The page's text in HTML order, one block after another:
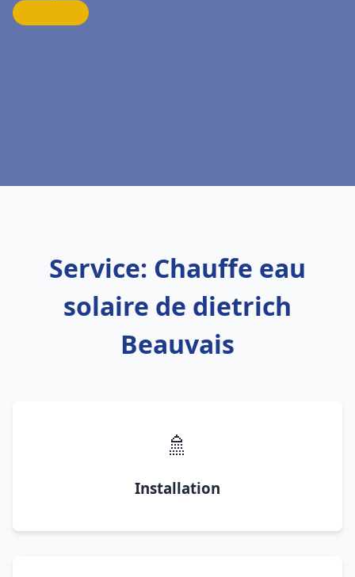
Service: Chauffe eau
solaire de dietrich
Beauvais
🚿
Installation